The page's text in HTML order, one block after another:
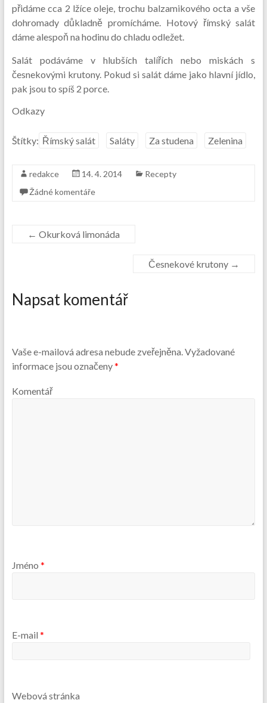
přidáme cca 2 lžíce oleje, trochu balzamikového octa a vše
dohromady důkladně promícháme. Hotový římský salát
dáme alespoň na hodinu do chladu odležet.
Salát podáváme v hlubších talířích nebo miskách s
česnekovými krutony. Pokud si salát dáme jako hlavní jídlo,
pak jsou to spíš 2 porce.
Odkazy
Štítky: Římský salát Saláty Za studena Zelenina
redakce 14. 4. 2014
Recepty
Žádné komentáře
← Okurková limonáda
Česnekové krutony →
Napsat komentář
Vaše e-mailová adresa nebude zveřejněna.Vyžadované
informace jsou označeny*
Komentář
Jméno *
E-mail *
Webová stránka